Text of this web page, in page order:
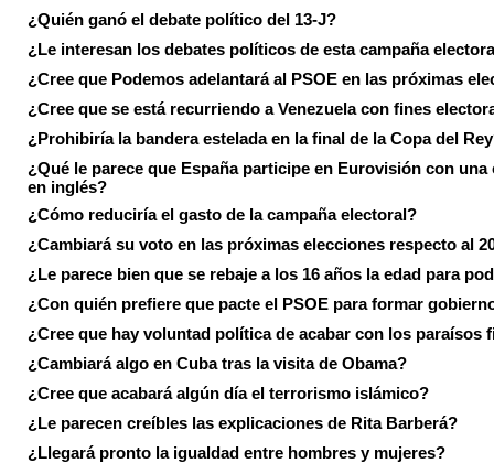
¿Quién ganó el debate político del 13-J?
¿Le interesan los debates políticos de esta campaña
¿Cree que Podemos adelantará al PSOE en las próximas
¿Cree que se está recurriendo a Venezuela con fines
¿Prohibiría la bandera estelada en la final de la Copa del
¿Qué le parece que España participe en Eurovisión con una
en inglés?
¿Cómo reduciría el gasto de la campaña electoral?
¿Cambiará su voto en las próximas elecciones respecto al
¿Le parece bien que se rebaje a los 16 años la edad para
¿Con quién prefiere que pacte el PSOE para formar
¿Cree que hay voluntad política de acabar con los paraísos
¿Cambiará algo en Cuba tras la visita de Obama?
¿Cree que acabará algún día el terrorismo islámico?
¿Le parecen creíbles las explicaciones de Rita Barberá?
¿Llegará pronto la igualdad entre hombres y mujeres?